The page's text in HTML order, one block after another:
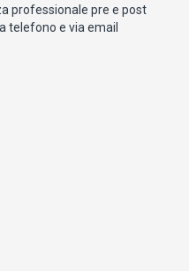
professionale pre e post
telefono e via email